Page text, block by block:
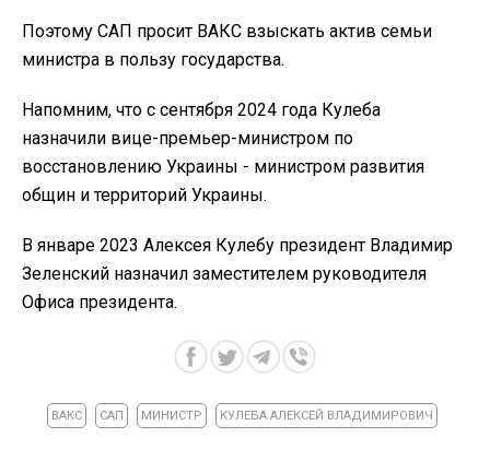
Поэтому САП просит ВАКС взыскать актив семьи
министра в пользу государства.
Напомним, что с сентября 2024 года Кулеба
назначили вице-премьер-министром по
восстановлению Украины - министром развития
общин и территорий Украины.
В январе 2023 Алексея Кулебу президент Владимир
Зеленский назначил заместителем руководителя
Офиса президента.
ВАКС САП МИНИСТР КУЛЕБА АЛЕКСЕЙ ВЛАДИМИРОВИЧ